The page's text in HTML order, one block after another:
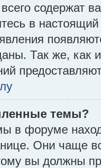
содержат
в
Так же,
темы?
в форуме
Они чаще
вы должны